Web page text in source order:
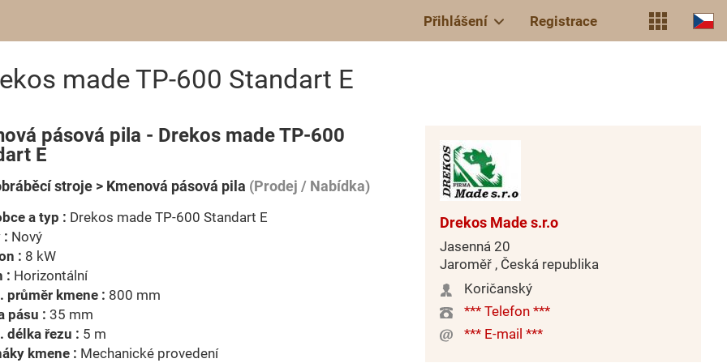
Přihlášení Registrace
made TP-600 Standart E
pásová pila - Drekos made TP-600
E
stroje > Kmenová pásová pila (Prodej / Nabídka)
a typ : Drekos made TP-600 Standart E
: Nový
: 8 kW
: Horizontální
průměr kmene : 800 mm
pásu : 35 mm
délka řezu : 5 m
kmene : Mechanické provedení
Drekos Made s.r.o
Jasenná 20
Jaroměř , Česká republika
Koričanský
*** Telefon ***
*** E-mail ***